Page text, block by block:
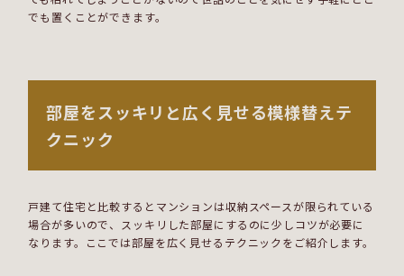
でも置くことができます。
部屋をスッキリと広く見せる模様替えテ
クニック
戸建て住宅と比較するとマンションは収納スペースが限られている
場合が多いので、スッキリした部屋にするのに少しコツが必要に
なります。ここでは部屋を広く見せるテクニックをご紹介します。